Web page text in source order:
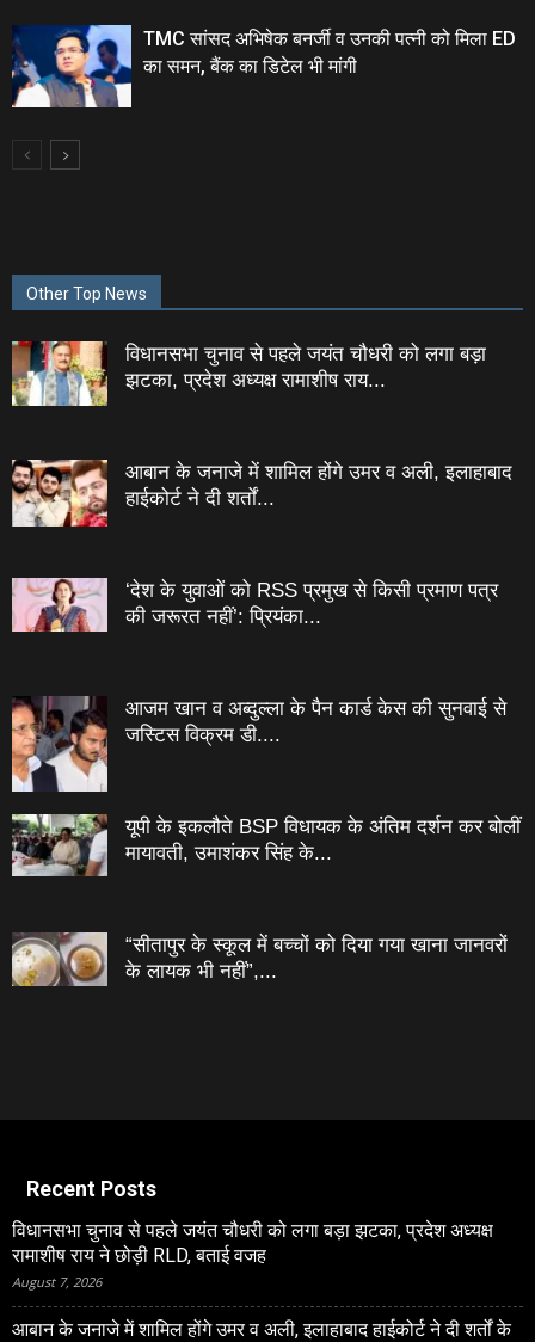
TMC सांसद अभिषेक बनर्जी व उनकी पत्नी को मिला ED
का समन, बैंक का डिटेल भी मांगी
Other Top News
विधानसभा चुनाव से पहले जयंत चौधरी को लगा बड़ा
झटका, प्रदेश अध्यक्ष रामाशीष राय...
आबान के जनाजे में शामिल होंगे उमर व अली, इलाहाबाद
हाईकोर्ट ने दी शर्तों...
‘देश के युवाओं को RSS प्रमुख से किसी प्रमाण पत्र
की जरूरत नहीं’: प्रियंका...
आजम खान व अब्दुल्ला के पैन कार्ड केस की सुनवाई से
जस्टिस विक्रम डी....
यूपी के इकलौते BSP विधायक के अंतिम दर्शन कर बोलीं
मायावती, उमाशंकर सिंह के...
“सीतापुर के स्‍कूल में बच्‍चों को दिया गया खाना जानवरों
के लायक भी नहीं”,...
Recent Posts
विधानसभा चुनाव से पहले जयंत चौधरी को लगा बड़ा झटका, प्रदेश अध्यक्ष
रामाशीष राय ने छोड़ी RLD, बताई वजह
August 7, 2026
आबान के जनाजे में शामिल होंगे उमर व अली, इलाहाबाद हाईकोर्ट ने दी शर्तों के